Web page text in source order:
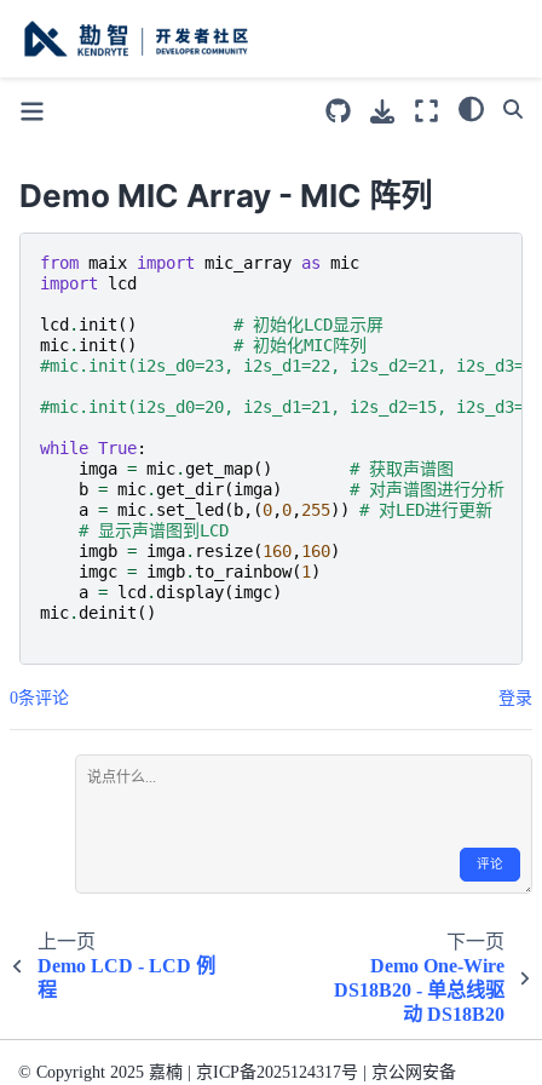
Demo MIC Array - MIC 阵列
from maix import mic_array as mic
import
lcd
lcd . init ()
# 初始化LCD显示屏
mic. init ()
# 初始化MIC阵列
#mic.init(i2s_d0=23, i2s_d1=22, i2s_d2=21,
#mic.init(i2s_d0=20, i2s_d1=21, i2s_d2=15,
while True:
imga = mic.get_map()
# 获取声谱图
b = mic.get_dir(imga)
# 对声谱图进行分析
a = mic. set_led ( b,(0,0,255))
# 对LED进行更新
# 显示声谱图到LCD
imgb = imga. resize(160,160)
imgc = imgb.to_rainbow(1 )
a = lcd .display(imgc)
mic.deinit ()
0条评论 登录
评论
上一页
Demo LCD - LCD 例
程
下一页
Demo One-Wire
DS18B20 - 单总线驱
动 DS18B20
© Copyright 2025 嘉楠 | 京ICP备2025124317号 | 京公网安备